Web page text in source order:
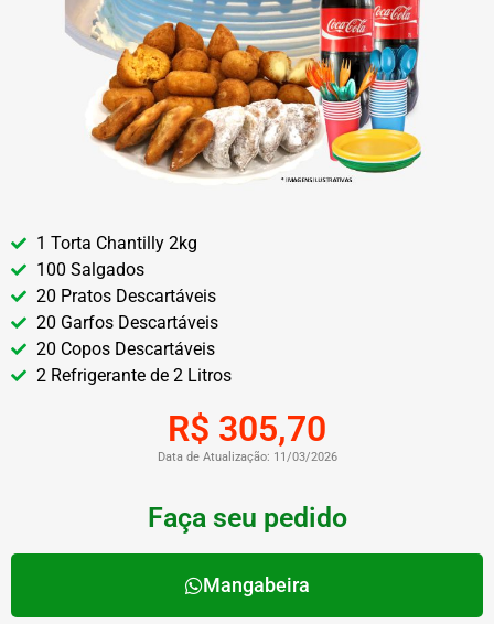
1 Torta Chantilly 2kg
100 Salgados
20 Pratos Descartáveis
20 Garfos Descartáveis
20 Copos Descartáveis
2 Refrigerante de 2 Litros
R$ 305,70
Data de Atualização: 11/03/2026
Faça seu pedido
Mangabeira